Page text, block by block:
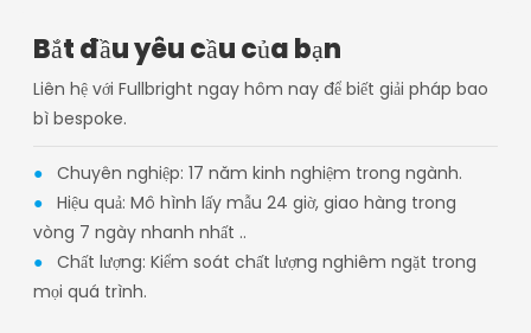
Bắt đầu yêu cầu của bạn
Liên hệ với Fullbright ngay hôm nay để biết giải pháp bao
bì bespoke.
● Chuyên nghiệp: 17 năm kinh nghiệm trong ngành.
● Hiệu quả: Mô hình lấy mẫu 24 giờ, giao hàng trong
vòng 7 ngày nhanh nhất ..
● Chất lượng: Kiểm soát chất lượng nghiêm ngặt trong
mọi quá trình.